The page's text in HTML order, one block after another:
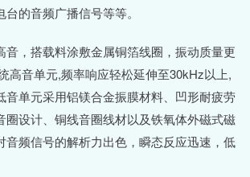
的音频广播信号等等。
音，搭载料涂敷金属铜箔线圈，振动质量更
高音单元,频率响应轻松延伸至30kHz以上,
音单元采用铝镁合金振膜材料、凹形耐疲劳
圈设计、铜线音圈线材以及铁氧体外磁式磁
音频信号的解析力出色，瞬态反应迅速，低